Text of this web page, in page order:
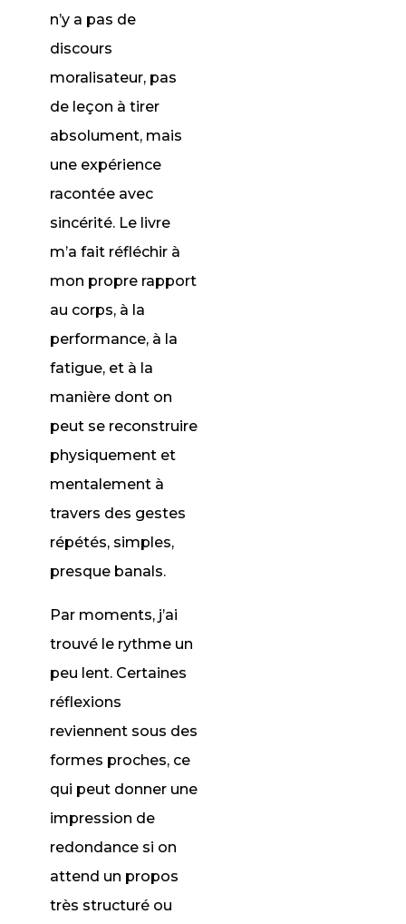
n’y a pas de
discours
moralisateur, pas
de leçon à tirer
absolument, mais
une expérience
racontée avec
sincérité. Le livre
m’a fait réfléchir à
mon propre rapport
au corps, à la
performance, à la
fatigue, et à la
manière dont on
peut se reconstruire
physiquement et
mentalement à
travers des gestes
répétés, simples,
presque banals.
Par moments, j’ai
trouvé le rythme un
peu lent. Certaines
réflexions
reviennent sous des
formes proches, ce
qui peut donner une
impression de
redondance si on
attend un propos
très structuré ou